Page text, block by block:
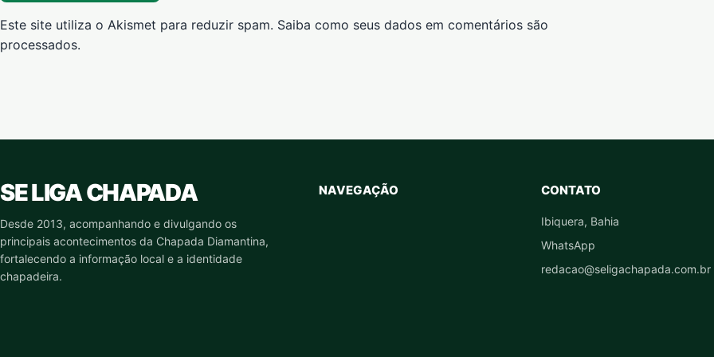
Este site utiliza o Akismet para reduzir spam. Saiba como seus dados em comentários são
processados.
SE LIGA CHAPADA
Desde 2013, acompanhando e divulgando os
principais acontecimentos da Chapada Diamantina,
fortalecendo a informação local e a identidade
chapadeira.
NAVEGAÇÃO CONTATO
Ibiquera, Bahia
WhatsApp
redacao@seligachapada.com.br